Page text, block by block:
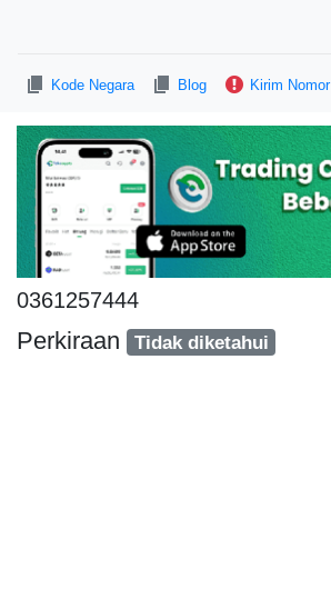
Kode Negara Blog Kirim Nomor
0361257444
Perkiraan Tidak diketahui